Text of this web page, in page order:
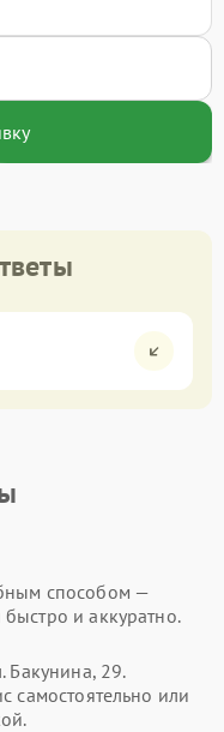
способом —
и аккуратно.
Бакунина, 29.
самостоятельно или